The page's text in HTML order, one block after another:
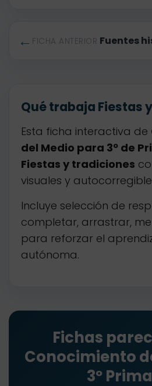
← FICHA ANTERIOR Fuentes
Qué trabaja Fiestas
Esta ficha interactiva de
del Medio para 3º de
Fiestas y tradiciones
visuales y
Incluye selección de
completar, arrastrar,
para reforzar el
autónoma.
Fichas
Conocimiento
3º